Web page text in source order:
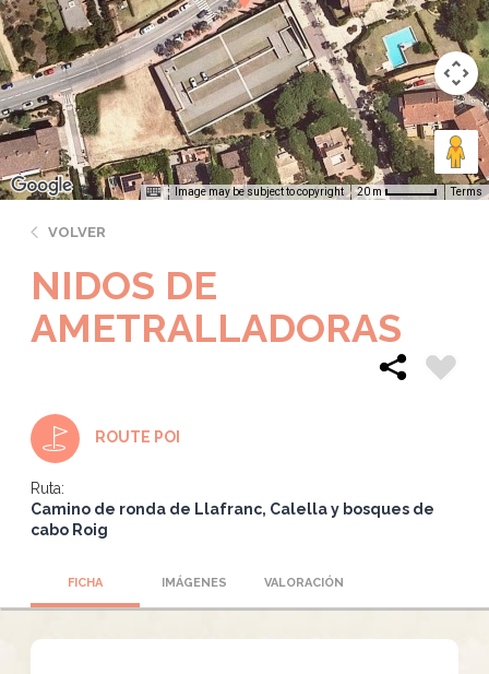
Image may be subject to copyright 20 m Terms
VOLVER
NIDOS DE
AMETRALLADORAS
ROUTE POI
Ruta:
Camino de ronda de Llafranc, Calella y bosques de
cabo Roig
FICHA IMÁGENES VALORACIÓN